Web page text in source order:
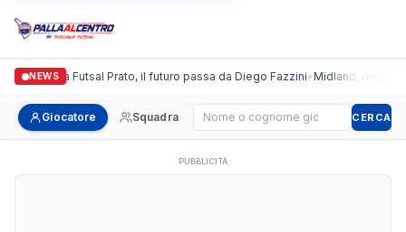
NEWS
Italgronda Futsal Prato, il futuro passa da Diego Fazzini•Midland, doppio
Giocatore Squadra Cerca giocatore CERCA
PUBBLICITÀ